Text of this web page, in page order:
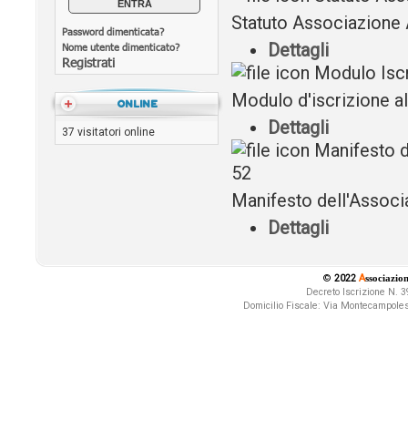
Password dimenticata?
Nome utente dimenticato?
Registrati
ONLINE
37 visitatori online
Statuto Associazione
Dettagli
Modulo
Modulo d'iscrizione
Dettagli
Manifesto
52
Manifesto
Dettagli
© 2022 A
Decreto Iscrizione N.
Domicilio Fiscale: Via